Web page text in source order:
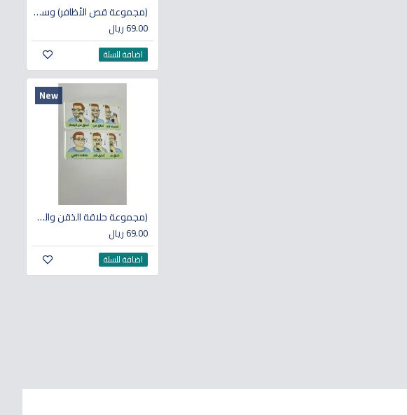
(مجموعة قص الأظافر) وسائل تعليمية لذوي الاحتياجات الخاصة
69.00 ريال
اضافة للسلة
New
(مجموعة حلاقة الذقن والشارب) وسائل تعليمية لذوي الاحتياجات الخاصة
69.00 ريال
اضافة للسلة